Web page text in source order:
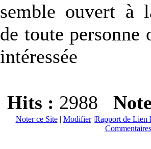
semble ouvert à
de toute personne
intéressée
Hits : 2988
Noter ce Site| Modifier|Rapport de Lien